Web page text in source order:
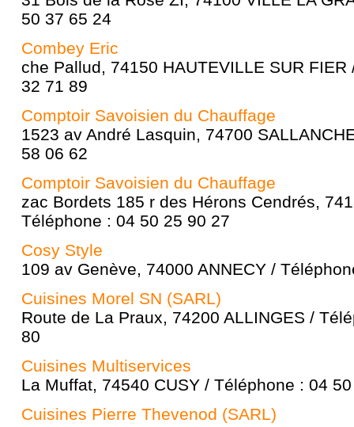
50 37 65 24
Combey Eric
che Pallud, 74150 HAUTEVILLE SUR
32 71 89
Comptoir Savoisien du Chauffage
1523 av André Lasquin, 74700
58 06 62
Comptoir Savoisien du Chauffage
zac Bordets 185 r des Hérons Cendrés,
Téléphone : 04 50 25 90 27
Cosy Style
109 av Genève, 74000 ANNECY /
Cuisines Morel SN (SARL)
Route de La Praux, 74200 ALLINGES /
80
Cuisines Multiservices
La Muffat, 74540 CUSY / Téléphone : 04
Cuisines Pierre Thevenod (SARL)